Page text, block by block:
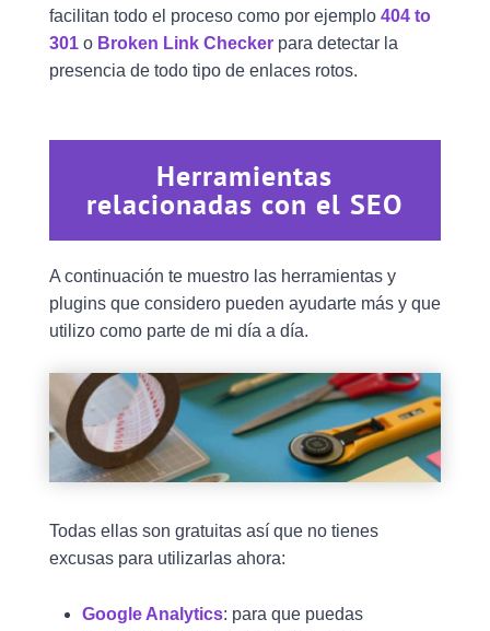
facilitan todo el proceso como por ejemplo 404 to
301 o Broken Link Checkerpara detectar la
presencia de todo tipo de enlaces rotos.
Herramientas
relacionadas con el SEO
A continuación te muestro las herramientas y
plugins que considero pueden ayudarte más y que
utilizo como parte de mi día a día.
Todas ellas son gratuitas así que no tienes
excusas para utilizarlas ahora:
Google Analytics: para que puedas